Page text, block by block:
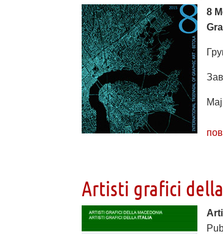
8
Artisti grafici